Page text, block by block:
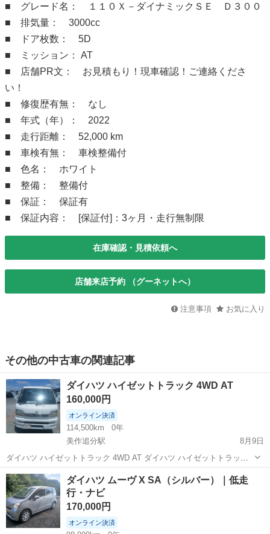
■ グレード名： １１０Ｘ－ダイナミックＳＥ Ｄ３００
■ 排気量： 3000cc
■ ドア枚数： 5D
■ ミッション： AT
■ 店舗PR文： お見積もり！現車確認！ご連絡くださ
い！
■ 修復歴有無： なし
■ 年式（年）： 2022
■ 走行距離： 52,000 km
■ 車検有無： 車検整備付
■ 色名： ホワイト
■ 整備： 整備付
■ 保証： 保証有
■ 保証内容： [保証付]：3ヶ月・走行無制限
在庫確認・見積依頼へ
店舗来店予約 （グーネットへ）
注意事項 お気に入り
その他の中古車の関連記事
ダイハツ ハイゼットトラック 4WD AT
160,000円
オンライン決済
114,500km
0年
美作追分駅
8月9日
ダイハツ ハイゼットトラック 4WD AT ダイハツ ハイゼットトラック
4WD オートマチック（AT） 走行距離：約114,500km 白色 荷台シート
付き エンジン始動・走行良好 内装は年式相応で比較的きれいです 外
装に...
岡山 苫田郡 美作追分駅 その他
ダイハツ ムーヴ X SA（シルバー）｜低走
行・ナビ
170,000円
オンライン決済